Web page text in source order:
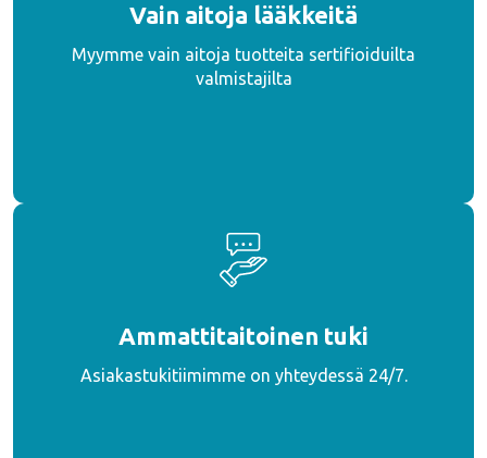
Vain aitoja lääkkeitä
Myymme vain aitoja tuotteita sertifioiduilta
valmistajilta
Ammattitaitoinen tuki
Asiakastukitiimimme on yhteydessä 24/7.